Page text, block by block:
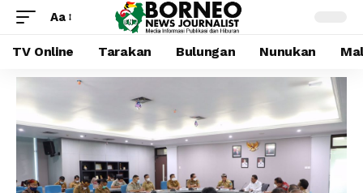
Aa
TV Online Tarakan Bulungan Nunukan